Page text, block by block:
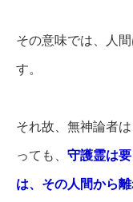
その意味では、人
す。
それ故、無神論者
っても、 守護霊は
は、その人間から